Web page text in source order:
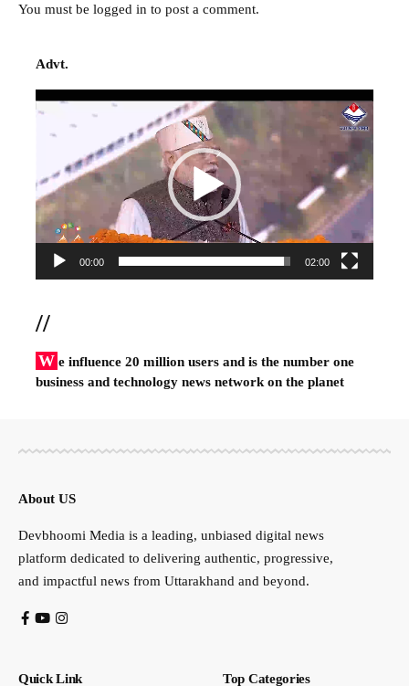
You must be logged in to post a comment.
Advt.
Video
00:00 02:00
//
W e influence 20 million users and is the number one
business and technology news network on the planet
About US
Devbhoomi Media is a leading, unbiased digital news
platform dedicated to delivering authentic, progressive,
and impactful news from Uttarakhand and beyond.
Quick Link Top Categories